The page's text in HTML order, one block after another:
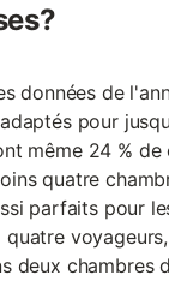
données de
pour
même 24 % de
quatre
parfaits pour
deux chambres